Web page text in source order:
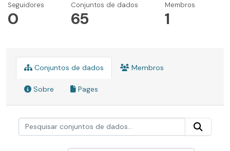
Seguidores
0
Conjuntos de dados
65
Membros
1
Conjuntos de dados Membros
Sobre Pages